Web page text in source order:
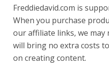
Freddiedavid.com is
When you purchase
our affiliate links, we may
will bring no extra costs
on creating content.